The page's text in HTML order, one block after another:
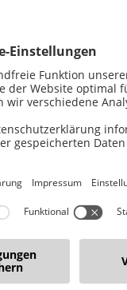
für
Reaktion zu
sollten
Was
Social
& Culture
ökonomisch
Im Kern
und zu
unsere eigene
einfach